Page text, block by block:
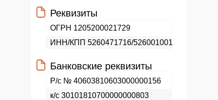
Реквизиты
ОГРН 1205200021729
ИНН/КПП 5260471716/526001001
Банковские реквизиты
Р/с № 40603810603000000156
к/с 30101810700000000803